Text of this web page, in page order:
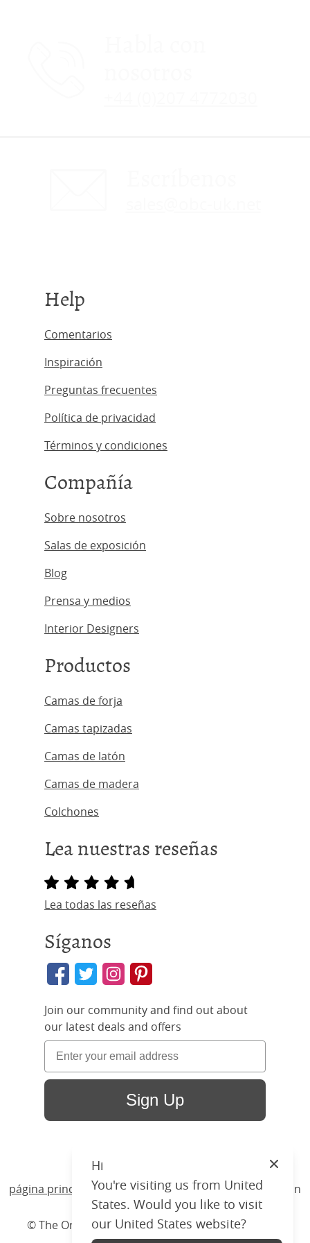
Help
Comentarios
Inspiración
Preguntas frecuentes
Política de privacidad
Términos y condiciones
Compañía
Sobre nosotros
Salas de exposición
Blog
Prensa y medios
Interior Designers
Productos
Camas de forja
Camas tapizadas
Camas de latón
Camas de madera
Colchones
Lea nuestras reseñas
Lea todas las reseñas
Síganos
Join our community and find out about
our latest deals and offers
Sign Up
página principal / Productos /Camas/Madera/ Warton
© The Original Bedstead Co. (2026) Company No.
Hi
You're visiting us from United
States. Would you like to visit
our United States website?
Close